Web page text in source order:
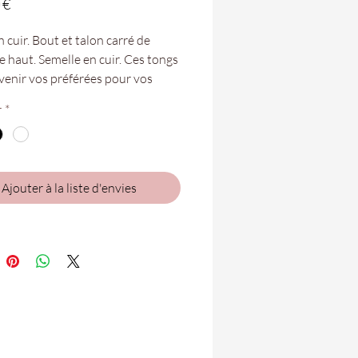
€
cuir. Bout et talon carré de
haut. Semelle en cuir. Ces tongs
vos préférées pour vos
vont du 35 au 41.
dans vos boutiques de
Folie de Saint-Denis et Saint-
*
Ajouter à la liste d'envies